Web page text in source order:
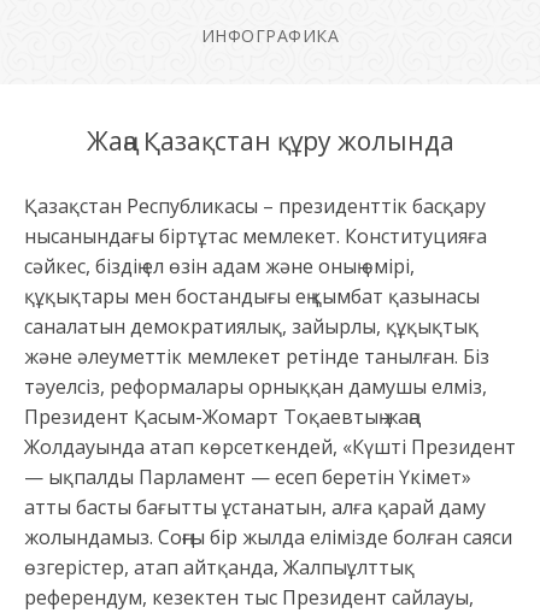
ИНФОГРАФИКА
Жаңа Қазақстан құру жолында
Қазақстан Республикасы – президенттік басқару
нысанындағы біртұтас мемлекет. Конституцияға
сәйкес, біздің ел өзін адам және оның өмірі,
құқықтары мен бостандығы ең қымбат қазынасы
саналатын демократиялық, зайырлы, құқықтық
және әлеуметтік мемлекет ретінде танылған. Біз
тәуелсіз, реформалары орныққан дамушы елміз,
Президент Қасым-Жомарт Тоқаевтың жаңа
Жолдауында атап көрсеткендей, «Күшті Президент
— ықпалды Парламент — есеп беретін Үкімет»
атты басты бағытты ұстанатын, алға қарай даму
жолындамыз. Соңғы бір жылда елімізде болған саяси
өзгерістер, атап айтқанда, Жалпыұлттық
референдум, кезектен тыс Президент сайлауы,